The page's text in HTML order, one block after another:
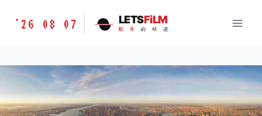
胶
味
LETSFILM
'26 08 07 LETSFiLM
胶 片 的 味 道